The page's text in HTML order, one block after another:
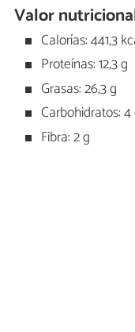
Valor
Calorías: 441,3
Proteínas: 12,3 g
Grasas: 26,3 g
Carbohidratos: 4
Fibra: 2 g